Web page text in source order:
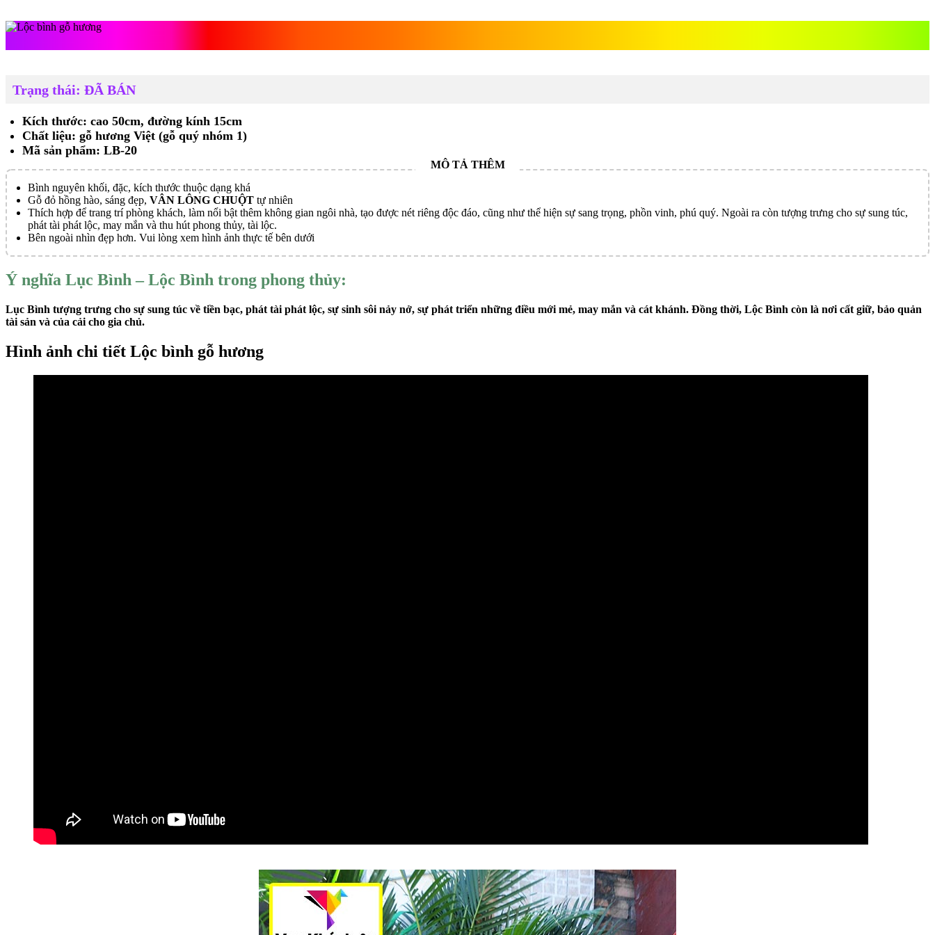
Trạng thái: ĐÃ BÁN
Kích thước: cao 50cm, đường kính 15cm
Chất liệu: gỗ hương Việt (gỗ quý nhóm 1)
Mã sản phẩm: LB-20
Bình nguyên khối, đặc, kích thước thuộc dạng khá
Gỗ đỏ hồng hào, sáng đẹp, VÂN LÔNG CHUỘT tự nhiên
Thích hợp để trang trí phòng khách, làm nổi bật thêm không gian ngôi nhà, tạo được nét riêng độc đáo, cũng như thể hiện sự sang trọng, phồn vinh, phú quý. Ngoài ra còn tượng trưng cho sự sung túc,
phát tài phát lộc, may mắn và thu hút phong thủy, tài lộc.
Bên ngoài nhìn đẹp hơn. Vui lòng xem hình ảnh thực tế bên dưới
Ý nghĩa Lục Bình – Lộc Bình trong phong thủy:
Lục Bình tượng trưng cho sự sung túc về tiền bạc, phát tài phát lộc, sự sinh sôi nảy nở, sự phát triển những điều mới mẻ, may mắn và cát khánh. Đồng thời, Lộc Bình còn là nơi cất giữ, bảo quản
tài sản và của cải cho gia chủ.
Hình ảnh chi tiết Lộc bình gỗ hương